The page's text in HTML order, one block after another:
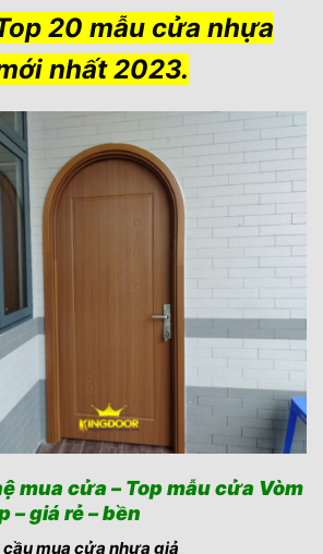
20 mẫu cửa nhựa
nhất 2023.
mua cửa – Top mẫu cửa Vòm
– giá rẻ – bền
mua cửa nhựa giả